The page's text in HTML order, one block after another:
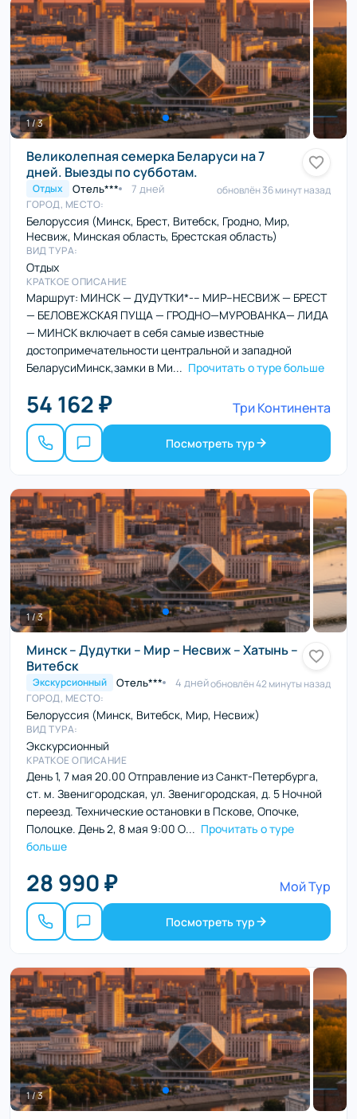
Великолепная семерка Беларуси на 7
дней. Выезды по субботам.
Отдых Отель*** 7 дней
обновлён 36 минут назад
ГОРОД, МЕСТО:
Белоруссия (Минск, Брест, Витебск, Гродно, Мир,
Несвиж, Минская область, Брестская область)
ВИД ТУРА:
Отдых
КРАТКОЕ ОПИСАНИЕ
Маршрут: МИНСК — ДУДУТКИ*-– МИР–НЕСВИЖ — БРЕСТ
— БЕЛОВЕЖСКАЯ ПУЩА — ГРОДНО—МУРОВАНКА— ЛИДА
— МИНСК включает в себя самые известные
достопримечательности центральной и западной
БеларусиМинск,замки в Ми... Прочитать о туре больше
1 / 3
54 162 ₽ Три Континента
Посмотреть тур
Минск – Дудутки – Мир – Несвиж – Хатынь –
Витебск
Экскурсионный Отель*** 4 днейобновлён 42 минуты назад
ГОРОД, МЕСТО:
Белоруссия (Минск, Витебск, Мир, Несвиж)
ВИД ТУРА:
Экскурсионный
КРАТКОЕ ОПИСАНИЕ
День 1, 7 мая 20.00 Отправление из Санкт-Петербурга,
ст. м. Звенигородская, ул. Звенигородская, д. 5 Ночной
переезд. Технические остановки в Пскове, Опочке,
Полоцке. День 2, 8 мая 9:00 О... Прочитать о туре
больше
1 / 3
28 990 ₽ Мой Тур
Посмотреть тур
1 / 3